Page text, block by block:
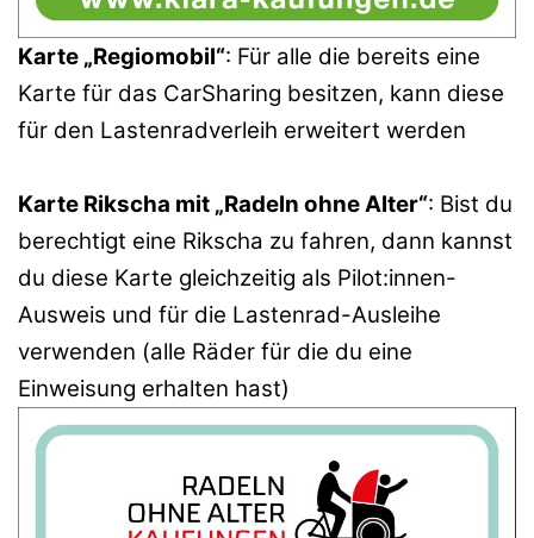
Karte „Regiomobil“: Für alle die bereits eine
Karte für das CarSharing besitzen, kann diese
für den Lastenradverleih erweitert werden
Karte Rikscha mit „Radeln ohne Alter“: Bist du
berechtigt eine Rikscha zu fahren, dann kannst
du diese Karte gleichzeitig als Pilot:innen-
Ausweis und für die Lastenrad-Ausleihe
verwenden (alle Räder für die du eine
Einweisung erhalten hast)